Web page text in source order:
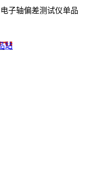
子轴偏差测试仪单品
站